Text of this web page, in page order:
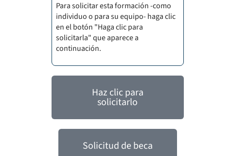
Para solicitar esta formación -como
individuo o para su equipo- haga clic
en el botón "Haga clic para
solicitarla" que aparece a
continuación.
Haz clic para
solicitarlo
Solicitud de beca